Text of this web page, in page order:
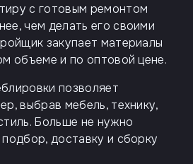
с готовым ремонтом
чем делать его своими
закупает материалы
объеме и по оптовой цене.
позволяет
выбрав мебель, технику,
Больше не нужно
доставку и сборку